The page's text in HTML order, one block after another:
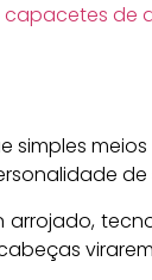
capacetes de
simples
de
arrojado,